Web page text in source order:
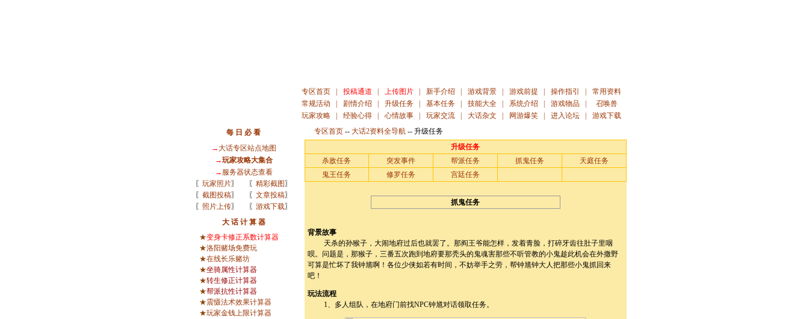
专区首页 投稿通道 上传图片 新手介绍 游戏背景 游戏前提 操作指引
常用资料
常规活动
剧情介绍 升级任务 基本任务 技能大全 系统介绍 游戏物品
召唤兽
玩家攻略
经验心得 心情故事 玩家交流 大话杂文 网游爆笑 进入论坛
游戏下载
每 日 必 看
→大话专区站点地图
→玩家攻略大集合
→ 服务器状态查看
〖 玩家照片〗 〖 精彩截图 〗
〖 截图投稿〗 〖 文章投稿〗
〖 照片上传〗 〖 游戏下载〗
大 话 计 算 器
★变身卡修正系数计算器
★洛阳赌场免费玩
★在线长乐赌坊
★坐骑属性计算器
★转生修正计算器
★帮派抗性计算器
★震慑法术效果计算器
★玩家金钱上限计算器
专区首页 -- 大话2资料全导航 -- 升级任务
升级任务
杀敌任务
突发事件 帮派任务 抓鬼任务
天庭任务
鬼王任务
修罗任务 宫廷任务
抓鬼任务
背景故事
天杀的孙猴子，大闹地府过后也就罢了。那阎王爷能怎样，发着青脸，打碎牙齿往肚子里咽
呗。问题是，那猴子，三番五次跑到地府要那秃头的鬼魂害那些不听管教的小鬼趁此机会在外撒野
可算是忙坏了我钟馗啊！各位少侠如若有时间，不妨举手之劳，帮钟馗钟大人把那些小鬼抓回来
吧！
玩法流程
1、多人组队，在地府门前找NPC钟馗对话领取任务。